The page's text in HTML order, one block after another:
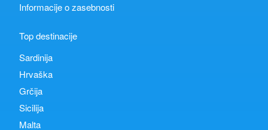
Informacije o zasebnosti
Top destinacije
Sardinija
Hrvaška
Grčija
Sicilija
Malta